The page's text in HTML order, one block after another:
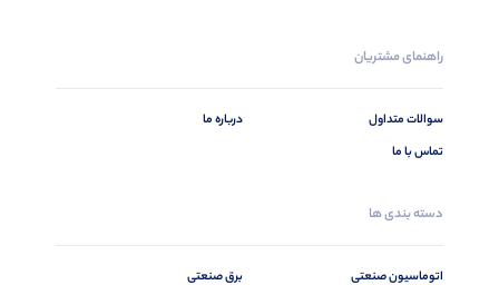
راهنمای مشتریان
سوالات متداول
تماس با ما
درباره ما
دسته بندی ها
اتوماسیون صنعتی برق صنعتی